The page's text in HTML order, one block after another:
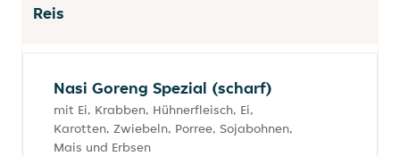
Reis
Nasi Goreng Spezial (scharf)
mit Ei, Krabben, Hühnerfleisch, Ei,
Karotten, Zwiebeln, Porree, Sojabohnen,
Mais und Erbsen